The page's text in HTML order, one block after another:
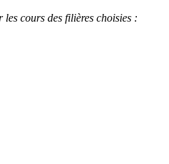
cours des filières choisies :